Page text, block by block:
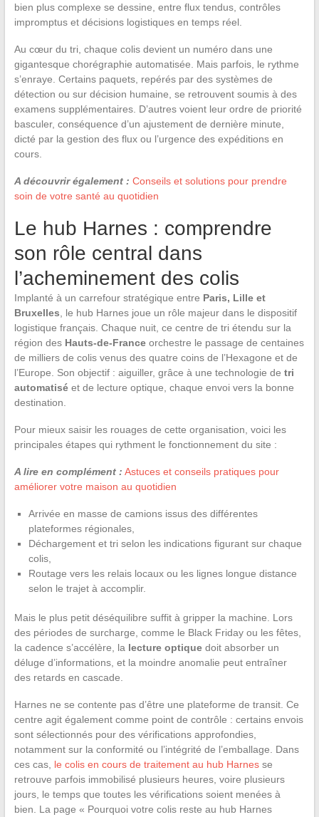
bien plus complexe se dessine, entre flux tendus, contrôles
impromptus et décisions logistiques en temps réel.
Au cœur du tri, chaque colis devient un numéro dans une
gigantesque chorégraphie automatisée. Mais parfois, le rythme
s’enraye. Certains paquets, repérés par des systèmes de
détection ou sur décision humaine, se retrouvent soumis à des
examens supplémentaires. D’autres voient leur ordre de priorité
basculer, conséquence d’un ajustement de dernière minute,
dicté par la gestion des flux ou l’urgence des expéditions en
cours.
A découvrir également : Conseils et solutions pour prendre
soin de votre santé au quotidien
Le hub Harnes : comprendre
son rôle central dans
l’acheminement des colis
Implanté à un carrefour stratégique entre Paris, Lille et
Bruxelles , le hub Harnes joue un rôle majeur dans le dispositif
logistique français. Chaque nuit, ce centre de tri étendu sur la
région des Hauts-de-Franceorchestre le passage de centaines
de milliers de colis venus des quatre coins de l’Hexagone et de
l’Europe. Son objectif : aiguiller, grâce à une technologie de tri
automatiséet de lecture optique, chaque envoi vers la bonne
destination.
Pour mieux saisir les rouages de cette organisation, voici les
principales étapes qui rythment le fonctionnement du site :
A lire en complément : Astuces et conseils pratiques pour
améliorer votre maison au quotidien
Arrivée en masse de camions issus des différentes
plateformes régionales,
Déchargement et tri selon les indications figurant sur chaque
colis,
Routage vers les relais locaux ou les lignes longue distance
selon le trajet à accomplir.
Mais le plus petit déséquilibre suffit à gripper la machine. Lors
des périodes de surcharge, comme le Black Friday ou les fêtes,
la cadence s’accélère, la lecture optiquedoit absorber un
déluge d’informations, et la moindre anomalie peut entraîner
des retards en cascade.
Harnes ne se contente pas d’être une plateforme de transit. Ce
centre agit également comme point de contrôle : certains envois
sont sélectionnés pour des vérifications approfondies,
notamment sur la conformité ou l’intégrité de l’emballage. Dans
ces cas, le colis en cours de traitement au hub Harnesse
retrouve parfois immobilisé plusieurs heures, voire plusieurs
jours, le temps que toutes les vérifications soient menées à
bien. La page « Pourquoi votre colis reste au hub Harnes